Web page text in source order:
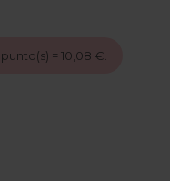
punto(s) = 10,08 €